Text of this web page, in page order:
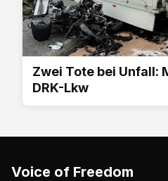
Zwei Tote bei Unfall:
DRK-Lkw
Voice of Freedom